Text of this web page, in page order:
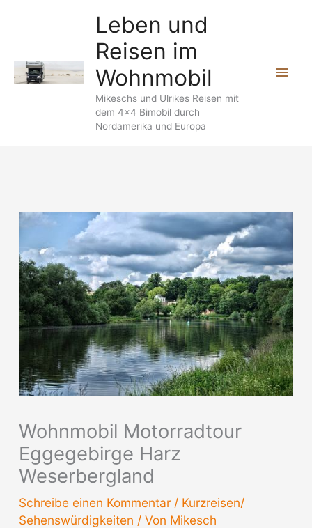
Leben und
Reisen im
Wohnmobil
Mikeschs und Ulrikes Reisen mit
dem 4x4 Bimobil durch
Nordamerika und Europa
Wohnmobil Motorradtour
Eggegebirge Harz
Weserbergland
Schreibe einen Kommentar / Kurzreisen/
Sehenswürdigkeiten / Von Mikesch